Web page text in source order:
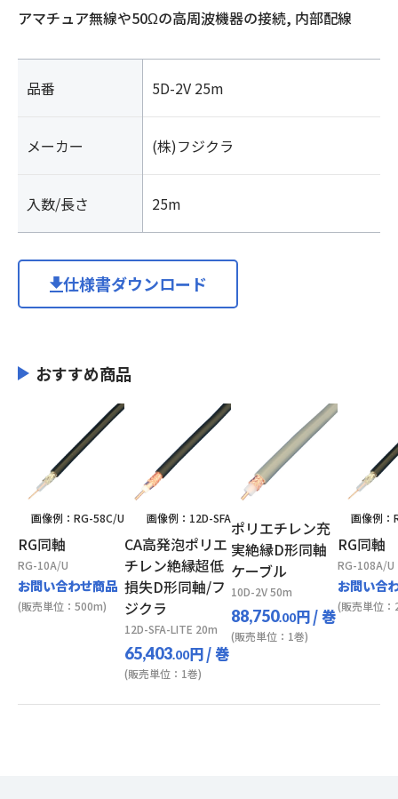
アマチュア無線や50Ωの高周波機器の接続, 内部配線
品番 5D-2V 25m
メーカー (株)フジクラ
入数/長さ 25m
仕様書ダウンロード
おすすめ商品
画像例：RG-58C/U
RG同軸
RG-10A/U
お問い合わせ商品
(販売単位：500m)
画像例：12D-SFA
CA高発泡ポリエ
チレン絶縁超低
損失D形同軸/フ
ジクラ
12D-SFA-LITE 20m
65,403.00円/ 巻
(販売単位：1巻)
ポリエチレン充
実絶縁D形同軸
ケーブル
10D-2V 50m
88,750.00円/ 巻
(販売単位：1巻)
画像例：
RG同軸
RG-108A/U
お問い合
(販売単位